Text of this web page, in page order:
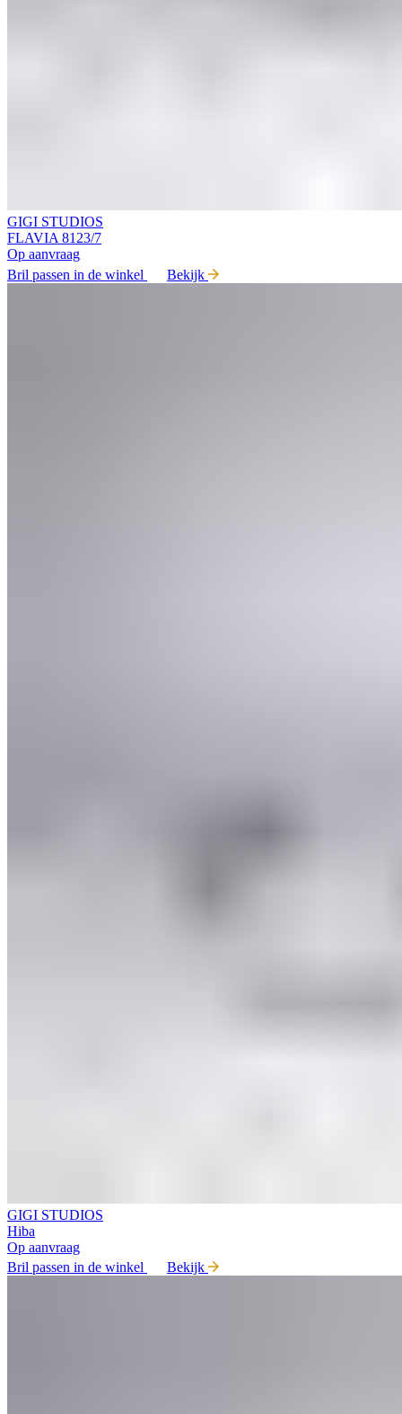
GIGI STUDIOS
FLAVIA 8123/7
Op aanvraag
Bril passen in de winkel
Bekijk
GIGI STUDIOS
Hiba
Op aanvraag
Bril passen in de winkel
Bekijk